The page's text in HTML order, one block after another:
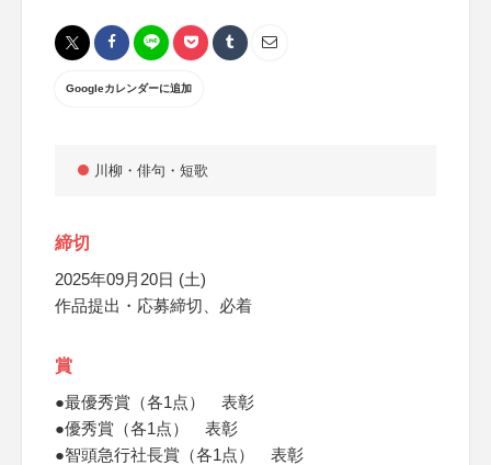
Googleカレンダーに追加
川柳・俳句・短歌
締切
2025年09月20日 (土)
作品提出・応募締切、必着
賞
●最優秀賞（各1点） 表彰
●優秀賞（各1点） 表彰
●智頭急行社長賞（各1点） 表彰